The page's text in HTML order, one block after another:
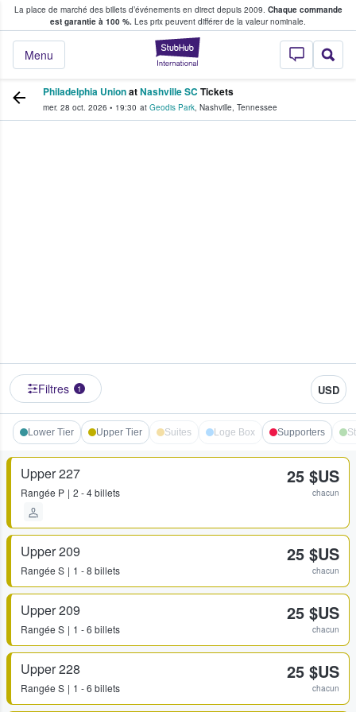
La place de marché des billets d’événements en direct depuis 2009. Chaque commande
est garantie à 100 %. Les prix peuvent différer de la valeur nominale.
StubHub - Où
Menu
fans achètent et vendent des billets
Philadelphia UnionatNashville SC Tickets
mer. 28 oct. 2026 • 19:30 at Geodis Park, Nashville, Tennessee
Filtres 1 USD
Lower Tier Upper Tier Suites Loge Box Supporters
Upper 227
Rangée P 2 - 4 billets
25 $US
chacun
Upper 209
Rangée S 1 - 8 billets
25 $US
chacun
Upper 209
Rangée S 1 - 6 billets
25 $US
chacun
Upper 228
Rangée S 1 - 6 billets
25 $US
chacun